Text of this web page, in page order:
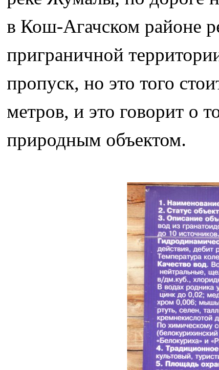
в Кош-Агачском районе
приграничной
пропуск, но это того
метров, и это говорит о
природным объектом.